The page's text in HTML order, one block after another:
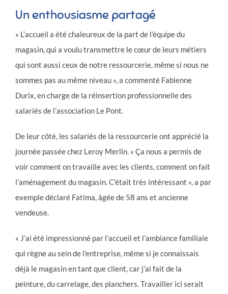
Un enthousiasme partagé
« L’accueil a été chaleureux de la part de l’équipe du
magasin, qui a voulu transmettre le cœur de leurs métiers
qui sont aussi ceux de notre ressourcerie, même si nous ne
sommes pas au même niveau », a commenté Fabienne
Durix, en charge de la réinsertion professionnelle des
salariés de l’association Le Pont.
De leur côté, les salariés de la ressourcerie ont apprécié la
journée passée chez Leroy Merlin. « Ça nous a permis de
voir comment on travaille avec les clients, comment on fait
l’aménagement du magasin. C’était très intéressant », a par
exemple déclaré Fatima, âgée de 58 ans et ancienne
vendeuse.
« J’ai été impressionné par l’accueil et l’ambiance familiale
qui règne au sein de l’entreprise, même si je connaissais
déjà le magasin en tant que client, car j’ai fait de la
peinture, du carrelage, des planchers. Travailler ici serait